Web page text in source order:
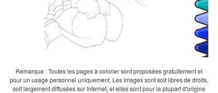
Remarque : Toutes les pages à colorier sont proposées gratuitement et
pour un usage personnel uniquement. Les images sont soit libres de droits,
soit largement diffusées sur Internet, et elles sont pour la plupart d'origine